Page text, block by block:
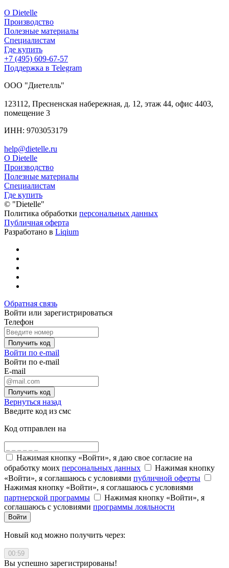
О Dietelle
Производство
Полезные материалы
Специалистам
Где купить
+7 (495) 609-67-57
Поддержка в Telegram
ООО "Диетелль"
123112, Пресненская набережная, д. 12, этаж 44, офис 4403,
помещение 3
ИНН: 9703053179
help@dietelle.ru
О Dietelle
Производство
Полезные материалы
Специалистам
Где купить
© "Dietelle"
Политика обработки персональных данных
Публичная оферта
Разработано в Liqium
Обратная связь
Войти или зарегистрироваться
Телефон
Получить код
Войти по e-mail
Войти по e-mail
E-mail
Получить код
Вернуться назад
Введите код из смс
Код отправлен на
Нажимая кнопку «Войти», я даю свое согласие на
обработку моих персональных данных
Нажимая кнопку
«Войти», я соглашаюсь с условиями публичной оферты
Нажимая кнопку «Войти», я соглашаюсь с условиями
партнерской программы
Нажимая кнопку «Войти», я
соглашаюсь с условиями программы лояльности
Войти
Новый код можно получить через:
00:59
Вы успешно зарегистрированы!